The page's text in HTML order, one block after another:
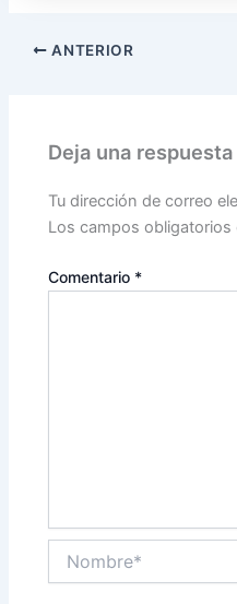
ANTERIOR
Deja una respuesta
Tu dirección de correo
Los campos
Comentario *